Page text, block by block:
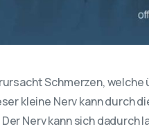
Schmerzen, welche
kleine Nerv kann durch
Nerv kann sich dadurch